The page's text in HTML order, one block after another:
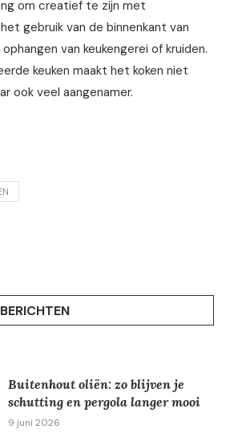
om creatief te zijn met
gebruik van de binnenkant van
van keukengerei of kruiden.
keuken maakt het koken niet
ook veel aangenamer.
Buitenhout oliën: zo blijven je
schutting en pergola langer mooi
9 juni 2026